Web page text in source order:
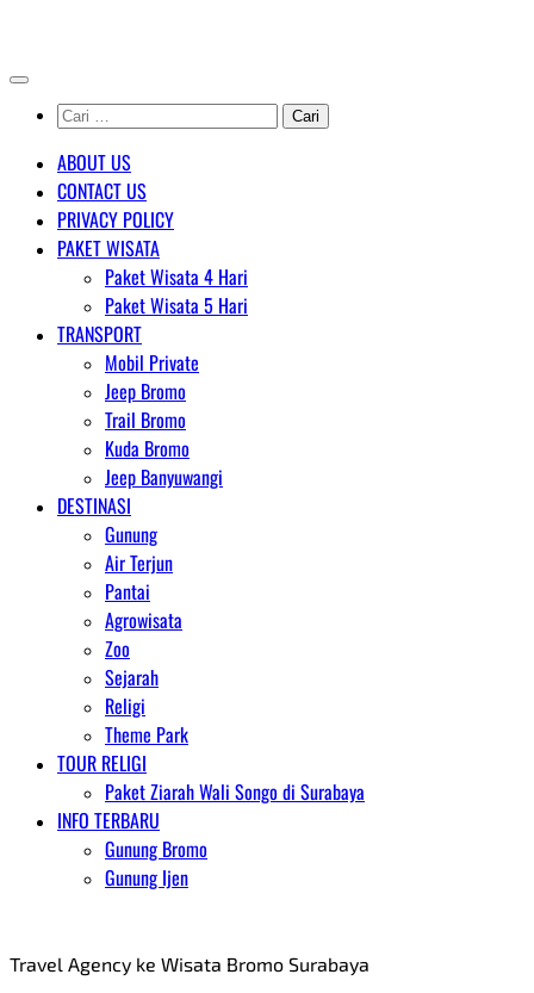
content
Cari
untuk:
ABOUT US
CONTACT US
PRIVACY POLICY
PAKET WISATA
Paket Wisata 4 Hari
Paket Wisata 5 Hari
TRANSPORT
Mobil Private
Jeep Bromo
Trail Bromo
Kuda Bromo
Jeep Banyuwangi
DESTINASI
Gunung
Air Terjun
Pantai
Agrowisata
Zoo
Sejarah
Religi
Theme Park
TOUR RELIGI
Paket Ziarah Wali Songo di Surabaya
INFO TERBARU
Gunung Bromo
Gunung Ijen
Travel Agency ke Wisata Bromo Surabaya